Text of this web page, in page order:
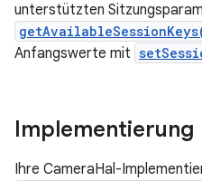
unterstützten
Anfangswerte mit
Implementierung
Ihre CameraHal-